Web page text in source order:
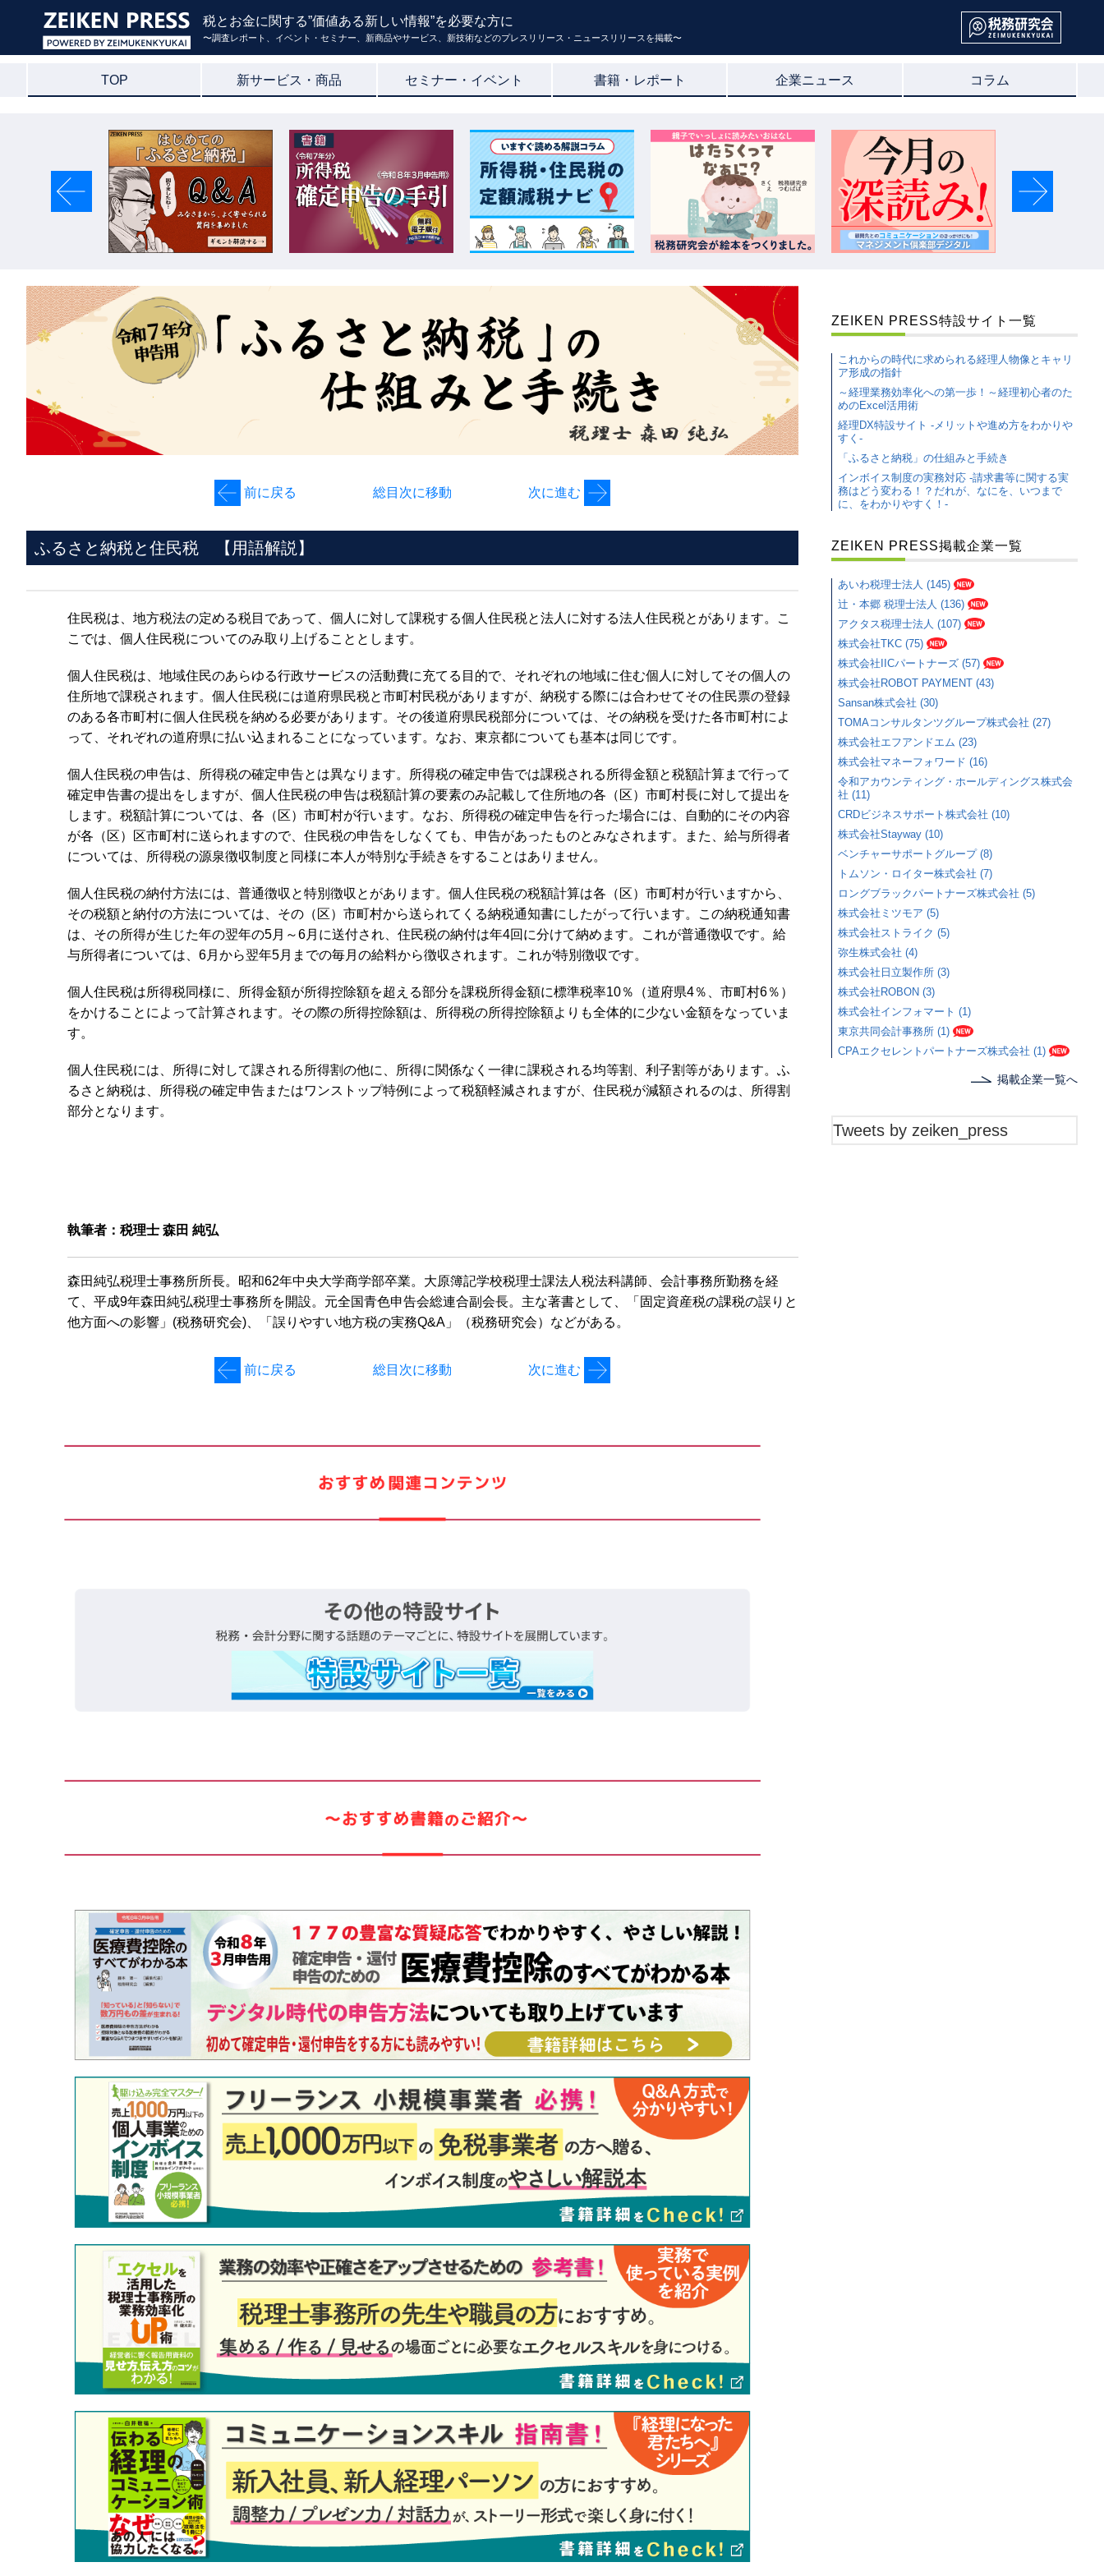
税とお金に関する”価値ある新しい情報”を必要な方に
〜調査レポート、イベント・セミナー、新商品やサービス、新技術などのプレスリリース・ニュースリリースを掲載〜
TOP 新サービス・商品 セミナー・イベント 書籍・レポート 企業ニュース コラム
Previous Next
前に戻る 総目次に移動 次に進む
ふるさと納税と住民税 【用語解説】
住民税は、地方税法の定める税目であって、個人に対して課税する個人住民税と法人に対する法人住民税とがあります。こ
こでは、個人住民税についてのみ取り上げることとします。
個人住民税は、地域住民のあらゆる行政サービスの活動費に充てる目的で、それぞれの地域に住む個人に対してその個人の
住所地で課税されます。個人住民税には道府県民税と市町村民税がありますが、納税する際には合わせてその住民票の登録
のある各市町村に個人住民税を納める必要があります。その後道府県民税部分については、その納税を受けた各市町村によ
って、それぞれの道府県に払い込まれることになっています。なお、東京都についても基本は同じです。
個人住民税の申告は、所得税の確定申告とは異なります。所得税の確定申告では課税される所得金額と税額計算まで行って
確定申告書の提出をしますが、個人住民税の申告は税額計算の要素のみ記載して住所地の各（区）市町村長に対して提出を
します。税額計算については、各（区）市町村が行います。なお、所得税の確定申告を行った場合には、自動的にその内容
が各（区）区市町村に送られますので、住民税の申告をしなくても、申告があったものとみなされます。また、給与所得者
については、所得税の源泉徴収制度と同様に本人が特別な手続きをすることはありません。
個人住民税の納付方法には、普通徴収と特別徴収とがあります。個人住民税の税額計算は各（区）市町村が行いますから、
その税額と納付の方法については、その（区）市町村から送られてくる納税通知書にしたがって行います。この納税通知書
は、その所得が生じた年の翌年の5月～6月に送付され、住民税の納付は年4回に分けて納めます。これが普通徴収です。給
与所得者については、6月から翌年5月までの毎月の給料から徴収されます。これが特別徴収です。
個人住民税は所得税同様に、所得金額が所得控除額を超える部分を課税所得金額に標準税率10％（道府県4％、市町村6％）
をかけることによって計算されます。その際の所得控除額は、所得税の所得控除額よりも全体的に少ない金額をなっていま
す。
個人住民税には、所得に対して課される所得割の他に、所得に関係なく一律に課税される均等割、利子割等があります。ふ
るさと納税は、所得税の確定申告またはワンストップ特例によって税額軽減されますが、住民税が減額されるのは、所得割
部分となります。
執筆者：税理士 森田 純弘
森田純弘税理士事務所所長。昭和62年中央大学商学部卒業。大原簿記学校税理士課法人税法科講師、会計事務所勤務を経
て、平成9年森田純弘税理士事務所を開設。元全国青色申告会総連合副会長。主な著書として、「固定資産税の課税の誤りと
他方面への影響」(税務研究会)、「誤りやすい地方税の実務Q&A」（税務研究会）などがある。
前に戻る 総目次に移動 次に進む
ZEIKEN PRESS特設サイト一覧
これからの時代に求められる経理人物像とキャリ
ア形成の指針
～経理業務効率化への第一歩！～経理初心者のた
めのExcel活用術
経理DX特設サイト -メリットや進め方をわかりや
すく-
「ふるさと納税」の仕組みと手続き
インボイス制度の実務対応 -請求書等に関する実
務はどう変わる！？だれが、なにを、いつまで
に、をわかりやすく！-
ZEIKEN PRESS掲載企業一覧
あいわ税理士法人 (145)
辻・本郷 税理士法人 (136)
アクタス税理士法人 (107)
株式会社TKC (75)
株式会社IICパートナーズ (57)
株式会社ROBOT PAYMENT (43)
Sansan株式会社 (30)
TOMAコンサルタンツグループ株式会社 (27)
株式会社エフアンドエム (23)
株式会社マネーフォワード (16)
令和アカウンティング・ホールディングス株式会
社 (11)
CRDビジネスサポート株式会社 (10)
株式会社Stayway (10)
ベンチャーサポートグループ (8)
トムソン・ロイター株式会社 (7)
ロングブラックパートナーズ株式会社 (5)
株式会社ミツモア (5)
株式会社ストライク (5)
弥生株式会社 (4)
株式会社日立製作所 (3)
株式会社ROBON (3)
株式会社インフォマート (1)
東京共同会計事務所 (1)
CPAエクセレントパートナーズ株式会社 (1)
掲載企業一覧へ
Tweets by zeiken_press